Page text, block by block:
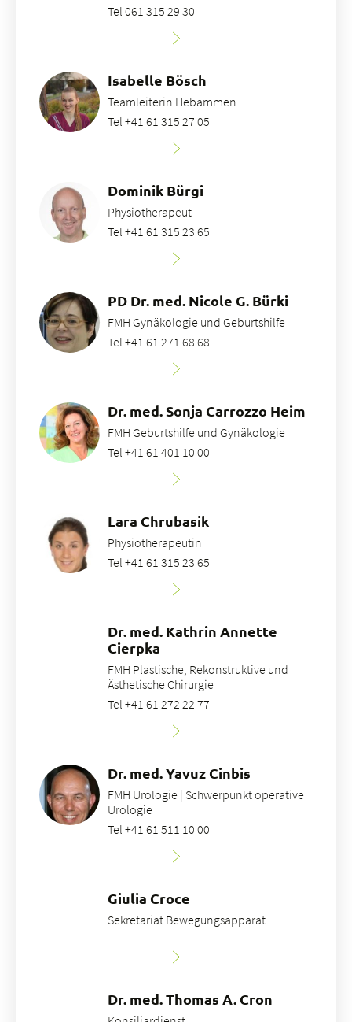
Tel 061 315 29 30
Isabelle Bösch
Teamleiterin Hebammen
Tel +41 61 315 27 05
Dominik Bürgi
Physiotherapeut
Tel +41 61 315 23 65
PD Dr. med. Nicole G. Bürki
FMH Gynäkologie und Geburtshilfe
Tel +41 61 271 68 68
Dr. med. Sonja Carrozzo Heim
FMH Geburtshilfe und Gynäkologie
Tel +41 61 401 10 00
Lara Chrubasik
Physiotherapeutin
Tel +41 61 315 23 65
Dr. med. Kathrin Annette
Cierpka
FMH Plastische, Rekonstruktive und
Ästhetische Chirurgie
Tel +41 61 272 22 77
Dr. med. Yavuz Cinbis
FMH Urologie | Schwerpunkt operative
Urologie
Tel +41 61 511 10 00
Giulia Croce
Sekretariat Bewegungsapparat
Dr. med. Thomas A. Cron